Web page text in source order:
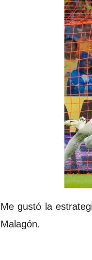
Me gustó la
Malagón.